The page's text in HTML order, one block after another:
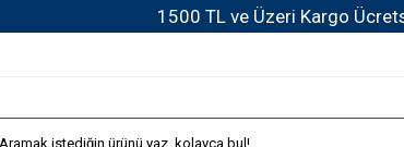
Haftaiçi saat 15:00'e kadar verilen siparişler